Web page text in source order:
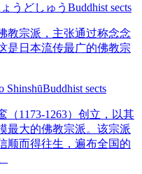
うどしゅう Buddhist sects
教宗派，主张通过称念念
是日本流传最广的佛教宗
ShinshūBuddhist sects
（1173-1263）创立，以其
最大的佛教宗派。该宗派
顺而得往生，遍布全国的